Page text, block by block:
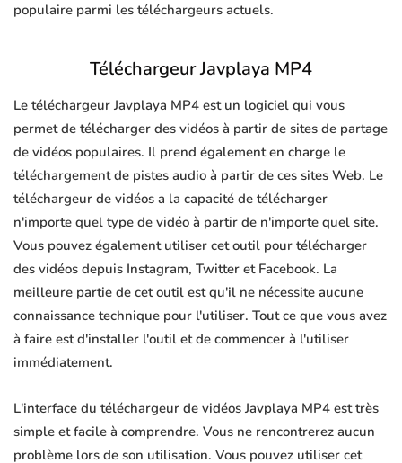
populaire parmi les téléchargeurs actuels.
Téléchargeur Javplaya MP4
Le téléchargeur Javplaya MP4 est un logiciel qui vous
permet de télécharger des vidéos à partir de sites de partage
de vidéos populaires. Il prend également en charge le
téléchargement de pistes audio à partir de ces sites Web. Le
téléchargeur de vidéos a la capacité de télécharger
n'importe quel type de vidéo à partir de n'importe quel site.
Vous pouvez également utiliser cet outil pour télécharger
des vidéos depuis Instagram, Twitter et Facebook. La
meilleure partie de cet outil est qu'il ne nécessite aucune
connaissance technique pour l'utiliser. Tout ce que vous avez
à faire est d'installer l'outil et de commencer à l'utiliser
immédiatement.
L'interface du téléchargeur de vidéos Javplaya MP4 est très
simple et facile à comprendre. Vous ne rencontrerez aucun
problème lors de son utilisation. Vous pouvez utiliser cet